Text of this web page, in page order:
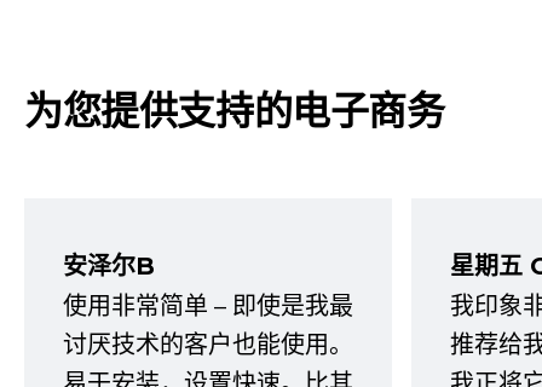
为您提供支持的电子商务
安泽尔B
使用非常简单 – 即使是我最
讨厌技术的客户也能使用。
星期五
我印象
推荐给